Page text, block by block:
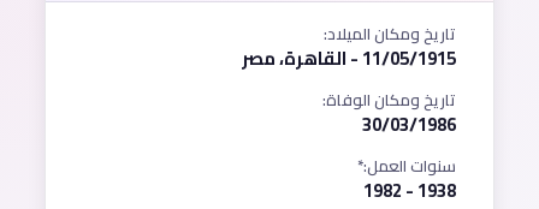
تاريخ ومكان الميلاد:
11/05/1915 - القاهرة، مصر
تاريخ ومكان الوفاة:
30/03/1986
سنوات العمل:*
1938 - 1982